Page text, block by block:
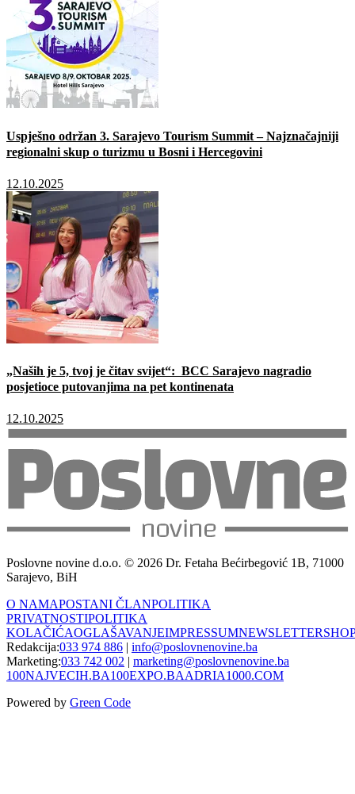
Uspješno održan 3. Sarajevo Tourism Summit – Najznačajniji
regionalni skup o turizmu u Bosni i Hercegovini
12.10.2025
„Naših je 5, tvoj je čitav svijet“: BCC Sarajevo nagradio
posjetioce putovanjima na pet kontinenata
12.10.2025
Poslovne novine d.o.o. © 2026 Dr. Fetaha Bećirbegović 1B, 71000
Sarajevo, BiH
O NAMAPOSTANI ČLANPOLITIKA
PRIVATNOSTIPOLITIKA
KOLAČIĆAOGLAŠAVANJEIMPRESSUMNEWSLETTER
Redakcija:033 974 886 | info@poslovnenovine.ba
Marketing:033 742 002 | marketing@poslovnenovine.ba
100NAJVECIH.BA100EXPO.BAADRIA1000.COM
Powered by Green Code